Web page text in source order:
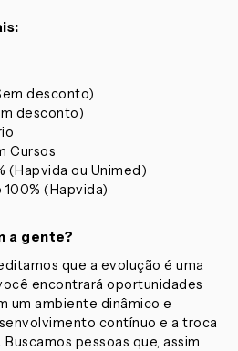
desconto)
desconto)
Cursos
(Hapvida ou Unimed)
(Hapvida)
a gente?
que a evolução é uma
encontrará oportunidades
um ambiente dinâmico e
contínuo e a troca
pessoas que, assim